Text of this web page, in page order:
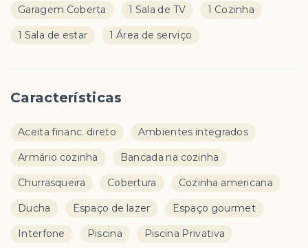
Garagem Coberta 1 Sala de TV 1 Cozinha
1 Sala de estar 1 Área de serviço
Características
Aceita financ. direto Ambientes integrados
Armário cozinha Bancada na cozinha
Churrasqueira Cobertura Cozinha americana
Ducha Espaço de lazer Espaço gourmet
Interfone Piscina Piscina Privativa